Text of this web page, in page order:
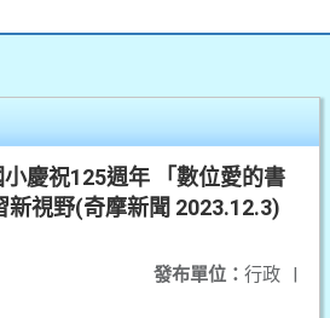
小慶祝125週年 「數位愛的書
新視野(奇摩新聞 2023.12.3)
發布單位： 行政 |